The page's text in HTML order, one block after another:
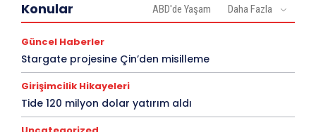
Konular ABD'de Yaşam Daha Fazla
Güncel Haberler
Stargate projesine Çin’den misilleme
Girişimcilik Hikayeleri
Tide 120 milyon dolar yatırım aldı